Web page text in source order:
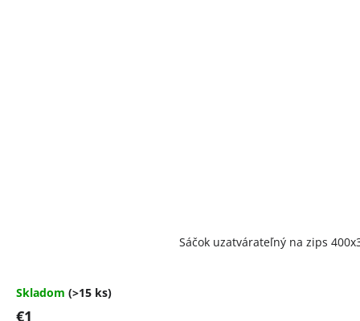
Sáčok uzatvárateľný na zips
4,5
Skladom (>15 ks)
€1